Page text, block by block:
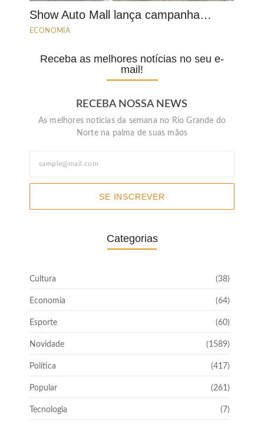
Show Auto Mall lança campanha…
ECONOMIA
Receba as melhores notícias no seu e-
mail!
RECEBA NOSSA NEWS
As melhores noticias da semana no Rio Grande do
Norte na palma de suas mãos
SE INSCREVER
Categorias
Cultura (38)
Economia (64)
Esporte (60)
Novidade (1589)
Política (417)
Popular (261)
Tecnologia (7)